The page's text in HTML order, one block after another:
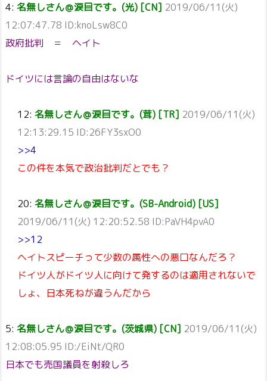
4: 名無しさん＠涙目です。(光) [CN] 2019/06/11(火)
12:07:47.78 ID:knoLsw8C0
政府批判 ＝ ヘイト
ドイツには言論の自由はないな
12: 名無しさん＠涙目です。(茸) [TR] 2019/06/11(火)
12:13:29.15 ID:26FY3sxO0
>>4
この件を本気で政治批判だとでも？
20: 名無しさん＠涙目です。(SB-Android) [US]
2019/06/11(火) 12:20:52.58 ID:PaVH4pvA0
>>12
ヘイトスピーチって少数の属性への悪口なんだろ？
ドイツ人がドイツ人に向けて発するのは適用されないで
しょ、日本死ねが違うんだから
5: 名無しさん＠涙目です。(茨城県) [CN] 2019/06/11(火)
12:08:05.95 ID:/EiNt/QR0
日本でも売国議員を射殺しろ